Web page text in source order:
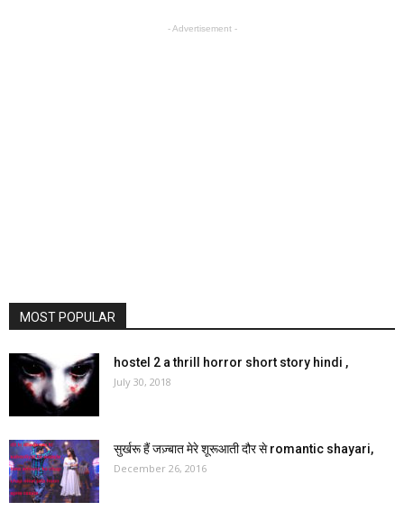
- Advertisement -
MOST POPULAR
hostel 2 a thrill horror short story hindi ,
July 30, 2018
सुर्खरू हैं जज़्बात मेरे शूरूआती दौर से romantic shayari,
December 26, 2016